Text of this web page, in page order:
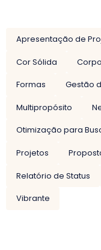
Apresentação de
Cor Sólida
Formas
Gestão
Multipropósito
Otimização para
Projetos
Relatório de Status
Vibrante